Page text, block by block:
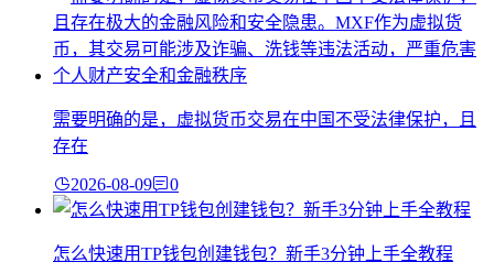
需要明确的是，虚拟货币交易在中国不受法律保护，且
存在
2026-08-09 0
怎么快速用TP钱包创建钱包？新手3分钟上手全教程